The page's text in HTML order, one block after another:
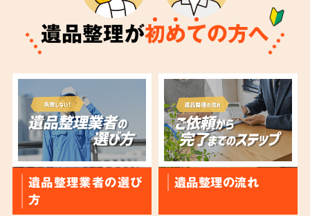
遺品整理が初めての方へ
遺品整理業者の選び
方
遺品整理の流れ